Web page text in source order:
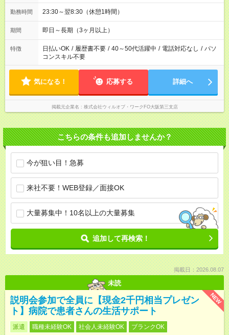
勤務時間 23:30～翌8:30（休憩1時間）
期間 即日～長期（3ヶ月以上）
特徴 日払いOK / 履歴書不要 / 40～50代活躍中 / 電話対応なし / パソ
コンスキル不要
気になる！ 応募する 詳細へ
掲載元企業名 株式会社ウィルオブ・ワークFO大阪第三支店
こちらの条件も追加しませんか？
今が狙い目！急募
来社不要！WEB登録／面接OK
大量募集中！10名以上の大量募集
追加して再検索！
掲載日：2026.08.07
未読
NEW
説明会参加で全員に【現金2千円相当プレゼン
ト】病院で患者さんの生活サポート
派遣 職種未経験OK 社会人未経験OK ブランクOK